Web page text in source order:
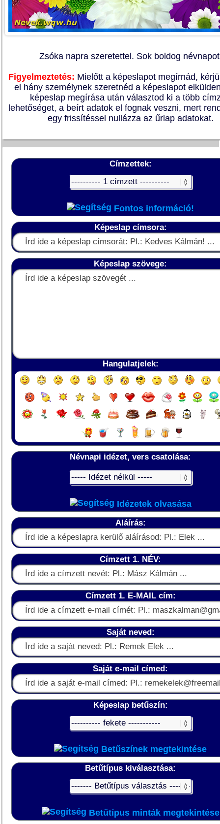
Zsóka napra szeretettel. Sok boldog
Figyelmeztetés: Mielőtt a képeslapot megírnád,
el hány személynek szeretnéd a képeslapot
képeslap megírása után választod ki a több
lehetőséget, a beírt adatok el fognak veszni, mert
egy frissítéssel nullázza az űrlap adatokat.
Címzettek:
Fontos információ!
Képeslap címsora:
Képeslap szövege:
Hangulatjelek:
Névnapi idézet, vers csatolása:
Idézetek olvasása
Aláírás:
Címzett 1. NÉV:
Címzett 1. E-MAIL cím:
Saját neved:
Saját e-mail címed:
Képeslap betűszín:
Betűszínek megtekintése
Betűtípus kiválasztása:
Betűtípus minták megtekintése